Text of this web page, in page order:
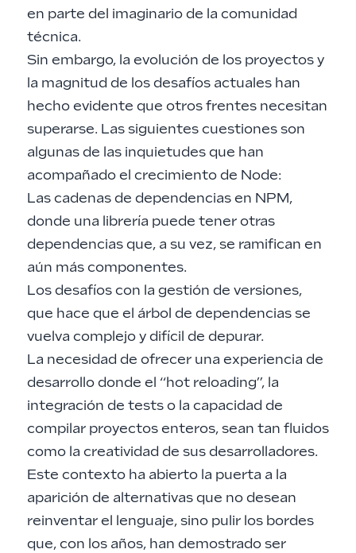
en parte del imaginario de la comunidad
técnica.
Sin embargo, la evolución de los proyectos y
la magnitud de los desafíos actuales han
hecho evidente que otros frentes necesitan
superarse. Las siguientes cuestiones son
algunas de las inquietudes que han
acompañado el crecimiento de Node:
Las cadenas de dependencias en NPM,
donde una librería puede tener otras
dependencias que, a su vez, se ramifican en
aún más componentes.
Los desafíos con la gestión de versiones,
que hace que el árbol de dependencias se
vuelva complejo y difícil de depurar.
La necesidad de ofrecer una experiencia de
desarrollo donde el “hot reloading”, la
integración de tests o la capacidad de
compilar proyectos enteros, sean tan fluidos
como la creatividad de sus desarrolladores.
Este contexto ha abierto la puerta a la
aparición de alternativas que no desean
reinventar el lenguaje, sino pulir los bordes
que, con los años, han demostrado ser